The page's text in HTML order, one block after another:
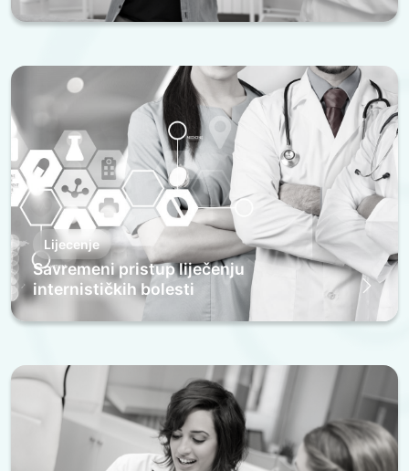
Lijecenje
Savremeni pristup liječenju
internističkih bolesti